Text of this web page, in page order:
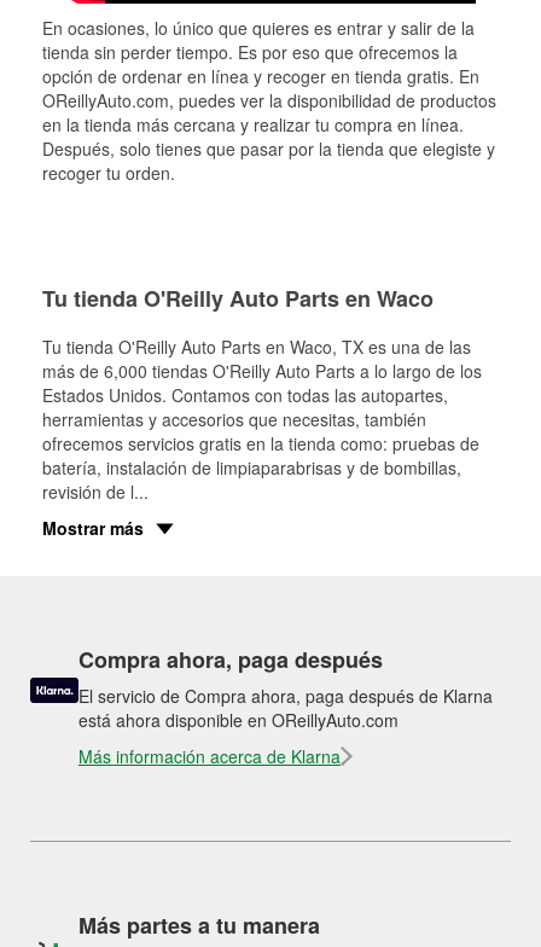
En ocasiones, lo único que quieres es entrar y salir de la
tienda sin perder tiempo. Es por eso que ofrecemos la
opción de ordenar en línea y recoger en tienda gratis. En
OReillyAuto.com, puedes ver la disponibilidad de productos
en la tienda más cercana y realizar tu compra en línea.
Después, solo tienes que pasar por la tienda que elegiste y
recoger tu orden.
Tu tienda O'Reilly Auto Parts en Waco
Tu tienda O'Reilly Auto Parts en Waco, TX es una de las
más de 6,000 tiendas O'Reilly Auto Parts a lo largo de los
Estados Unidos. Contamos con todas las autopartes,
herramientas y accesorios que necesitas, también
ofrecemos servicios gratis en la tienda como: pruebas de
batería, instalación de limpiaparabrisas y de bombillas,
revisión de l...
Mostrar más
Compra ahora, paga después
El servicio de Compra ahora, paga después de Klarna
está ahora disponible en OReillyAuto.com
Más información acerca de Klarna
Más partes a tu manera